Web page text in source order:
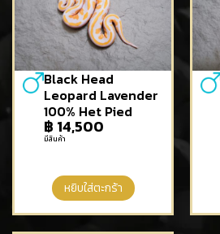
Black Head
Leopard Lavender
100% Het Pied
฿ 14,500
มีสินค้า
หยิบใส่ตะกร้า